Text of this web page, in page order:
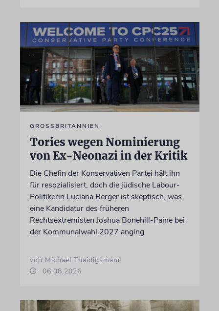
GROSSBRITANNIEN
Tories wegen Nominierung
von Ex-Neonazi in der Kritik
Die Chefin der Konservativen Partei hält ihn
für resozialisiert, doch die jüdische Labour-
Politikerin Luciana Berger ist skeptisch, was
eine Kandidatur des früheren
Rechtsextremisten Joshua Bonehill-Paine bei
der Kommunalwahl 2027 anging
von Michael Thaidigsmann
06.08.2026